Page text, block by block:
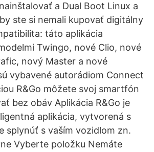
a Dual Boot Linux a
ste si nemali kupovať digitálny
táto aplikácia
Twingo, nové Clio, nové
nový Master a nové
vybavené autorádiom Connect
R&Go môžete svoj smartfón
bez obáv Aplikácia R&Go je
aplikácia, vytvorená s
splynúť s vaším vozidlom zn.
Vyberte položku Nemáte